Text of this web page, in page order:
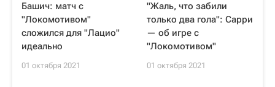
Башич: матч с
"Локомотивом"
сложился для "Лацио"
идеально
01 октября 2021
"Жаль, что забили
только два гола": Сарри
— об игре с
"Локомотивом"
01 октября 2021